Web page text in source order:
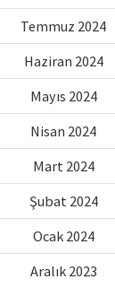
Temmuz 2024
Haziran 2024
Mayıs 2024
Nisan 2024
Mart 2024
Şubat 2024
Ocak 2024
Aralık 2023